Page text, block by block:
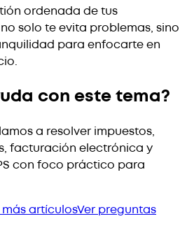
ordenada de tus
solo te evita problemas, sino
para enfocarte en
con este tema?
a resolver impuestos,
facturación electrónica y
con foco práctico para
más artículosVer preguntas